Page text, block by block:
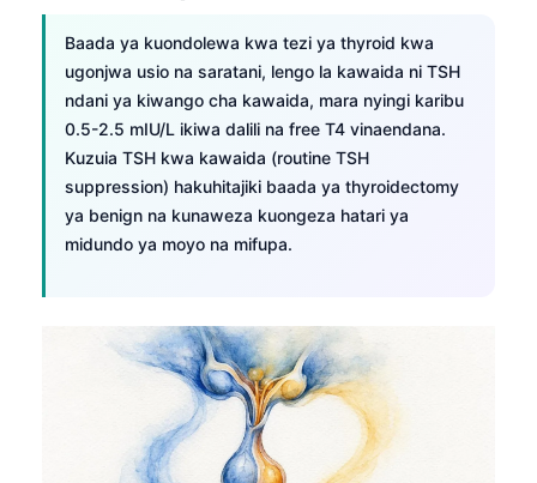
Baada ya kuondolewa kwa tezi ya thyroid kwa
ugonjwa usio na saratani, lengo la kawaida ni TSH
ndani ya kiwango cha kawaida, mara nyingi karibu
0.5-2.5 mIU/L ikiwa dalili na free T4 vinaendana.
Kuzuia TSH kwa kawaida (routine TSH
suppression) hakuhitajiki baada ya thyroidectomy
ya benign na kunaweza kuongeza hatari ya
midundo ya moyo na mifupa.